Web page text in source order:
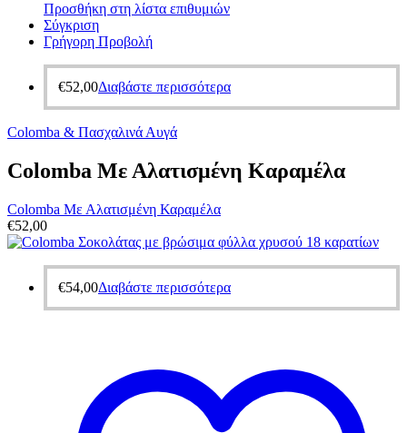
Προσθήκη στη λίστα επιθυμιών
Σύγκριση
Γρήγορη Προβολή
€52,00Διαβάστε περισσότερα
Colomba & Πασχαλινά Αυγά
Colomba Με Αλατισμένη Καραμέλα
Colomba Με Αλατισμένη Καραμέλα
€52,00
€54,00Διαβάστε περισσότερα